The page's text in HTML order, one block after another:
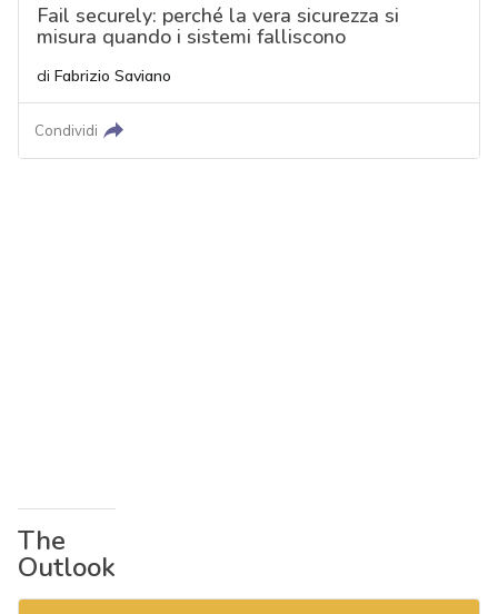
Fail securely: perché la vera sicurezza si
misura quando i sistemi falliscono
di Fabrizio Saviano
Condividi
The
Outlook